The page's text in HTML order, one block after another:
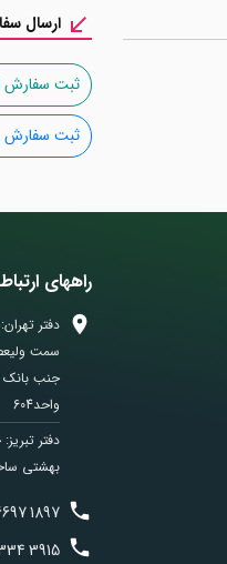
ارسال
ثبت سفارش
ثبت سفارش
راههای
دفتر
سمت
واحد604
دفتر
بهشتی
1897
3915